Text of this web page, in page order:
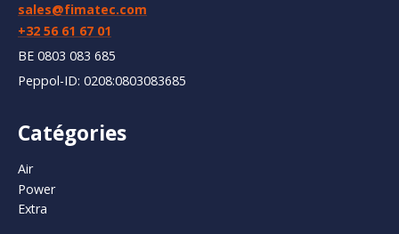
sales@fimatec.com
+32 56 61 67 01
BE 0803 083 685
Peppol-ID: 0208:0803083685
Catégories
Air
Power
Extra